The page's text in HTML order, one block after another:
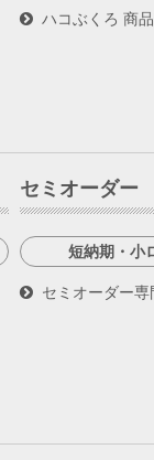
ハコぶくろ 商
セミオーダー
短納期・小
セミオーダー専